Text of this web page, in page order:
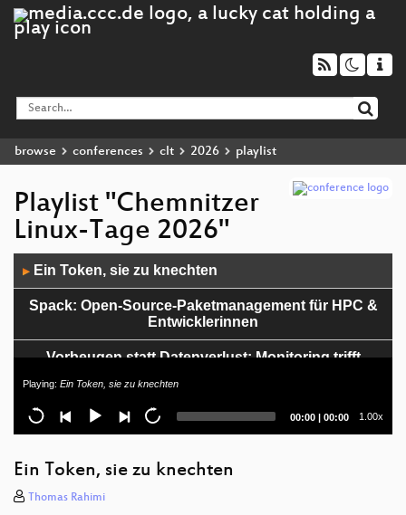
browse conferences clt 2026 playlist
Playlist "Chemnitzer
Linux-Tage 2026"
Player
▶ Ein Token, sie zu knechten
Spack: Open-Source-Paketmanagement für HPC &
Entwicklerinnen
Vorbeugen statt Datenverlust: Monitoring trifft
Containerlab – RZ-Netzwerke im Lab simulieren
und Open Source
Ansible Reporting
Playing: Ein Token, sie zu knechten
Current
00:00 | Total
00:00 1.00x
Ein Token, sie zu knechten
Thomas Rahimi